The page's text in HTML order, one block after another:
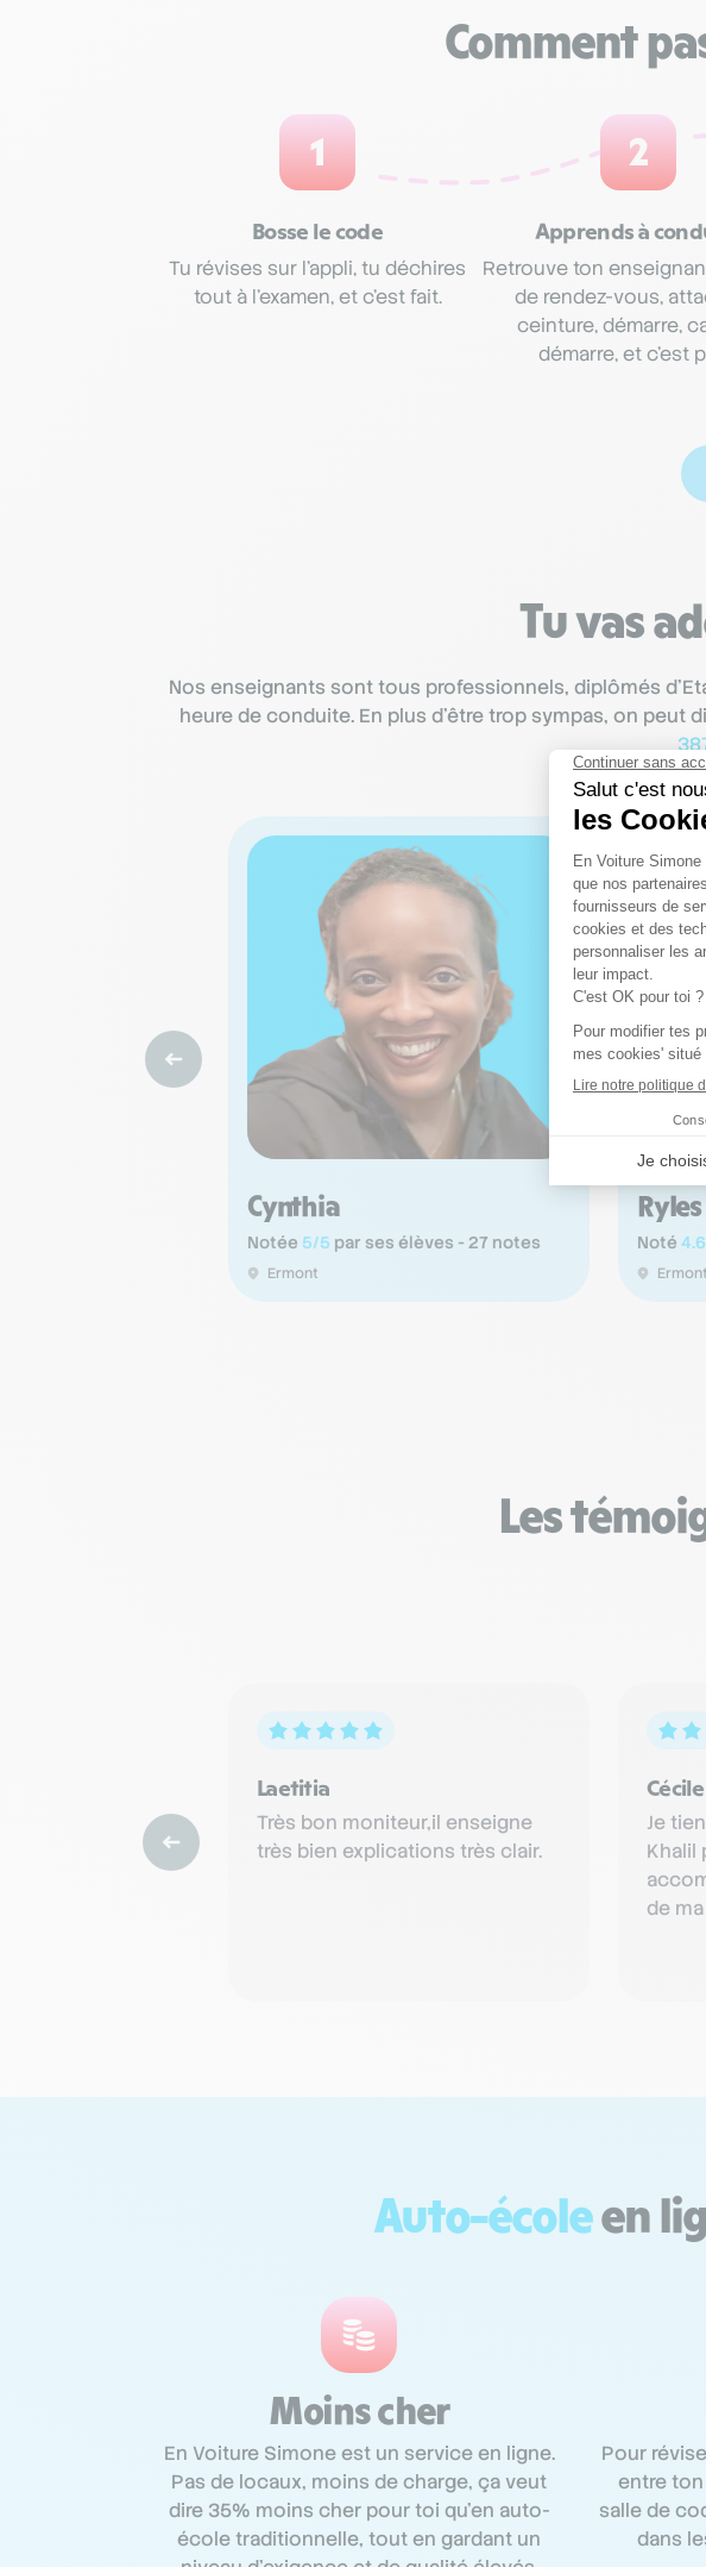
Comment
1
Bosse le code
Tu révises sur l’appli, tu déchires
tout à l’examen, et c’est fait.
2
Apprends à
Retrouve ton
de rendez-vous,
ceinture, démarre,
démarre, et c’est
Tu vas
Nos enseignants sont tous professionnels, diplômés
heure de conduite. En plus d’être trop sympas, on
Cynthia
Notée 5/5 par ses élèves - 27 notes
Ermont
Ryles
Noté
Ermont
Les
Laetitia
Très bon moniteur,il enseigne
très bien explications très clair.
Cécile
Je
Khalil
de
Auto-écoleen
Moins cher
En Voiture Simone est un service en ligne.
Pas de locaux, moins de charge, ça veut
dire 35% moins cher pour toi qu’en auto-
école traditionnelle, tout en gardant un
Pour
entre
salle de
dans